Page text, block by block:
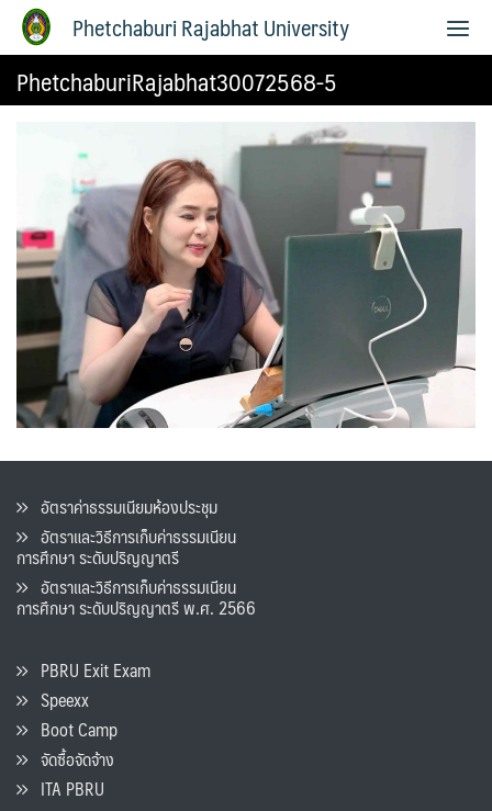
Phetchaburi Rajabhat University
PhetchaburiRajabhat30072568-5
อัตราค่าธรรมเนียมห้องประชุม
อัตราและวิธีการเก็บค่าธรรมเนียน
การศึกษา ระดับปริญญาตรี
อัตราและวิธีการเก็บค่าธรรมเนียน
การศึกษา ระดับปริญญาตรี พ.ศ. 2566
PBRU Exit Exam
Speexx
Boot Camp
จัดซื้อจัดจ้าง
ITA PBRU